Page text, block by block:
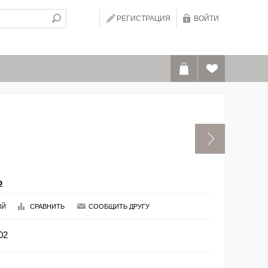
РЕГИСТРАЦИЯ ВОЙТИ
СРАВНИТЬ СООБЩИТЬ ДРУГУ